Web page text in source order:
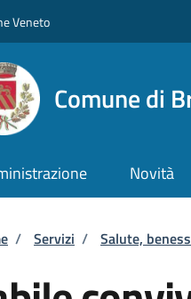
Veneto
Comune di
Novità
di
/ Servizi / Salute,